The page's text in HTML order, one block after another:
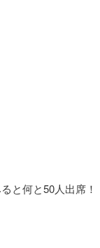
と何と50人出席！